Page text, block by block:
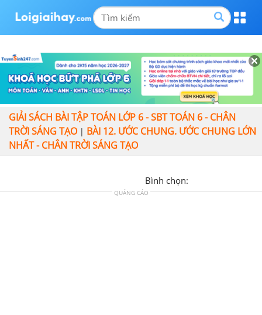
GIẢI SÁCH BÀI TẬP TOÁN LỚP 6 - SBT TOÁN 6 - CHÂN
TRỜI SÁNG TẠO| BÀI 12. ƯỚC CHUNG. ƯỚC CHUNG LỚN
NHẤT - CHÂN TRỜI SÁNG TẠO
Bình chọn:
QUẢNG CÁO